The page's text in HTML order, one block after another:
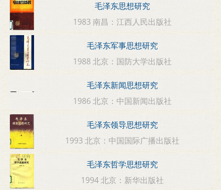
毛泽东思想研究
1983 南昌：江西人民出版社
毛泽东军事思想研究
1988 北京：国防大学出版社
毛泽东新闻思想研究
1986 北京：中国新闻出版社
毛泽东领导思想研究
1993 北京：中国国际广播出版社
毛泽东哲学思想研究
1994 北京：新华出版社